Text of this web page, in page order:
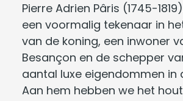
Pierre Adrien Pâris (1745-
een voormalig tekenaar in
van de koning, een inwoner
Besançon en de schepper
aantal luxe eigendommen in
Aan hem hebben we het